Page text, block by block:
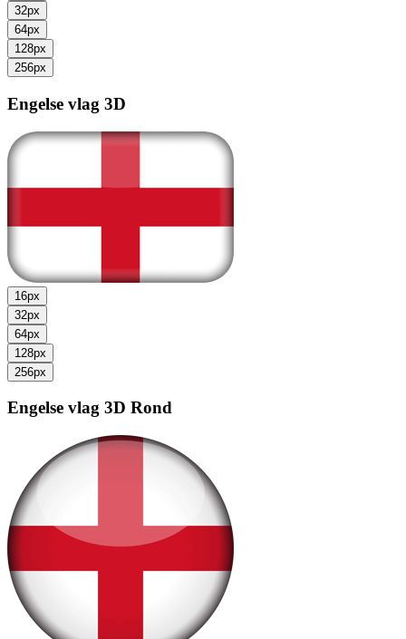
32px
64px
128px
256px
Engelse vlag 3D
16px
32px
64px
128px
256px
Engelse vlag 3D Rond